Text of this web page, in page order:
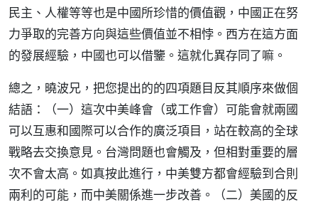
民主、人權等等也是中國所珍惜的價值觀，中國正在努
力爭取的完善方向與這些價值並不相悖。西方在這方面
的發展經驗，中國也可以借鑒。這就化異存同了嘛。
總之，曉波兄，把您提出的的四項題目反其順序來做個
結語：（一）這次中美峰會（或工作會）可能會就兩國
可以互惠和國際可以合作的廣泛項目，站在較高的全球
戰略去交換意見。台灣問題也會觸及，但相對重要的層
次不會太高。如真按此進行，中美雙方都會經驗到合則
兩利的可能，而中美關係進一步改善。（二）美國的反